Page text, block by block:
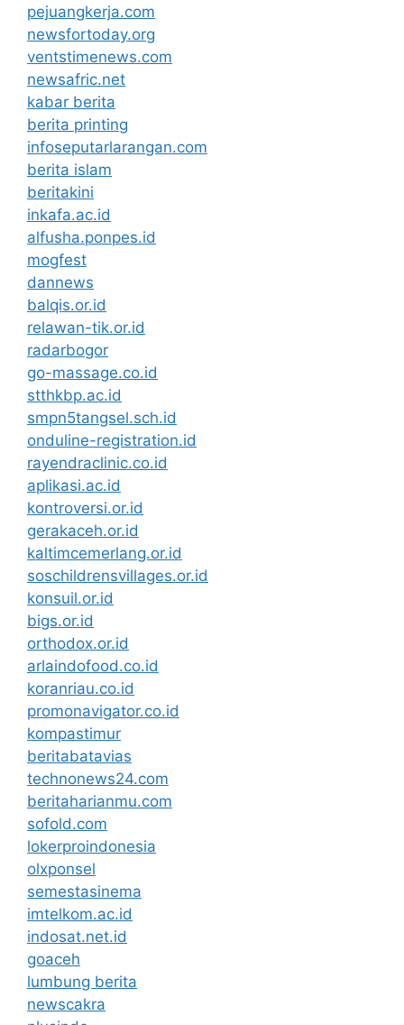
pejuangkerja.com
newsfortoday.org
ventstimenews.com
newsafric.net
kabar berita
berita printing
infoseputarlarangan.com
berita islam
beritakini
inkafa.ac.id
alfusha.ponpes.id
mogfest
dannews
balqis.or.id
relawan-tik.or.id
radarbogor
go-massage.co.id
stthkbp.ac.id
smpn5tangsel.sch.id
onduline-registration.id
rayendraclinic.co.id
aplikasi.ac.id
kontroversi.or.id
gerakaceh.or.id
kaltimcemerlang.or.id
soschildrensvillages.or.id
konsuil.or.id
bigs.or.id
orthodox.or.id
arlaindofood.co.id
koranriau.co.id
promonavigator.co.id
kompastimur
beritabatavias
technonews24.com
beritaharianmu.com
sofold.com
lokerproindonesia
olxponsel
semestasinema
imtelkom.ac.id
indosat.net.id
goaceh
lumbung berita
newscakra